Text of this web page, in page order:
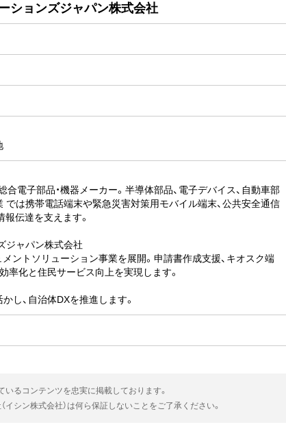
ションズジャパン株式会社
電子部品・機器メーカー。半導体部品、電子デバイス、自動車部
では携帯電話端末や緊急災害対策用モバイル端末、公共安全通信
伝達を支えます。
ジャパン株式会社
ントソリューション事業を展開。申請書作成支援、キオスク端
率化と住民サービス向上を実現します。
し、自治体DXを推進します。
るコンテンツを忠実に掲載しております。
イシン株式会社）は何ら保証しないことをご了承ください。